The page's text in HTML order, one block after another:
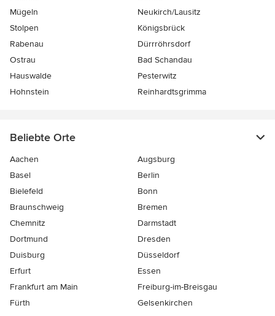
Mügeln
Neukirch/Lausitz
Stolpen
Königsbrück
Rabenau
Dürrröhrsdorf
Ostrau
Bad Schandau
Hauswalde
Pesterwitz
Hohnstein
Reinhardtsgrimma
Beliebte Orte
Aachen
Augsburg
Basel
Berlin
Bielefeld
Bonn
Braunschweig
Bremen
Chemnitz
Darmstadt
Dortmund
Dresden
Duisburg
Düsseldorf
Erfurt
Essen
Frankfurt am Main
Freiburg-im-Breisgau
Fürth
Gelsenkirchen